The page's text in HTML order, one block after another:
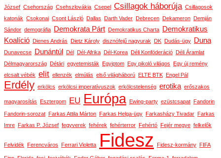
József Csehország Csehszlovákia Csepel Csillagok háborúja Csillagosok
katonák Csokonai Csont László Dallas Darth Vader Debrecen Dekameron
Demján
Sándor demográfia Demokrata Párt Demokratikus Charta
Demokratikus
Koalíció
Dienes András Dietz Károly disznófejű nagyurak DK Dudás-ügy Duna
Dunavecse Dunántúl Dél Dél-Afrika Dél-Korea Déli Konföderáció
Déli Áramlat
Délmagyarország
Détári egyetemisták Egyiptom Egy pikoló világos
Egy új remény
elcsalt vébék elit ellenzék elmúlás első világháború ELTE BTK Engel Pál
Erdély erkölcs erkölcsi imperatívuszok erkölcstelenség erotika erőszakos
magyarosítás Esztergom EU Európa Ewing-party ezüstcsapat Fandorin
Fandorin-sorozat Farkas Attila Márton Farkas Helga-ügy Farkasházy Tivadar
Farkas
Imre
Farkas P. József fegyverek fehérek fehérterror Fehértó Fejér megye felkelők
Felvidék Ferencváros Ferrari Violetta Fidesz Fidesz-kormány FIFA